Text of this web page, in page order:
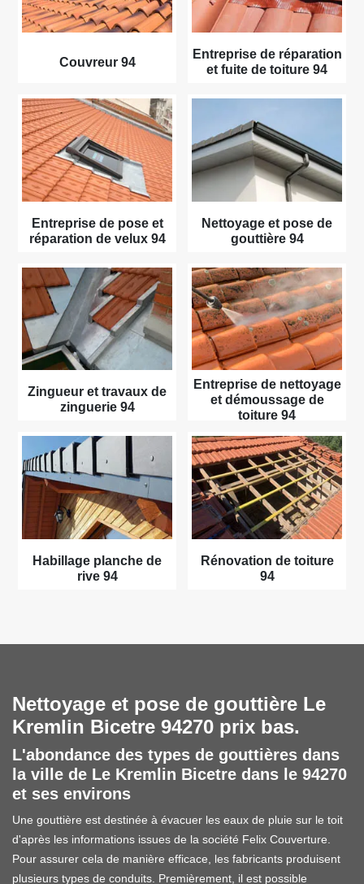
Couvreur 94
Entreprise de réparation
et fuite de toiture 94
Entreprise de pose et
réparation de velux 94
Nettoyage et pose de
gouttière 94
Zingueur et travaux de
zinguerie 94
Entreprise de nettoyage
et démoussage de
toiture 94
Habillage planche de
rive 94
Rénovation de toiture
94
Nettoyage et pose de gouttière Le
Kremlin Bicetre 94270 prix bas.
L'abondance des types de gouttières dans
la ville de Le Kremlin Bicetre dans le 94270
et ses environs
Une gouttière est destinée à évacuer les eaux de pluie sur le toit
d'après les informations issues de la société Felix Couverture.
Pour assurer cela de manière efficace, les fabricants produisent
plusieurs types de conduits. Premièrement, il est possible